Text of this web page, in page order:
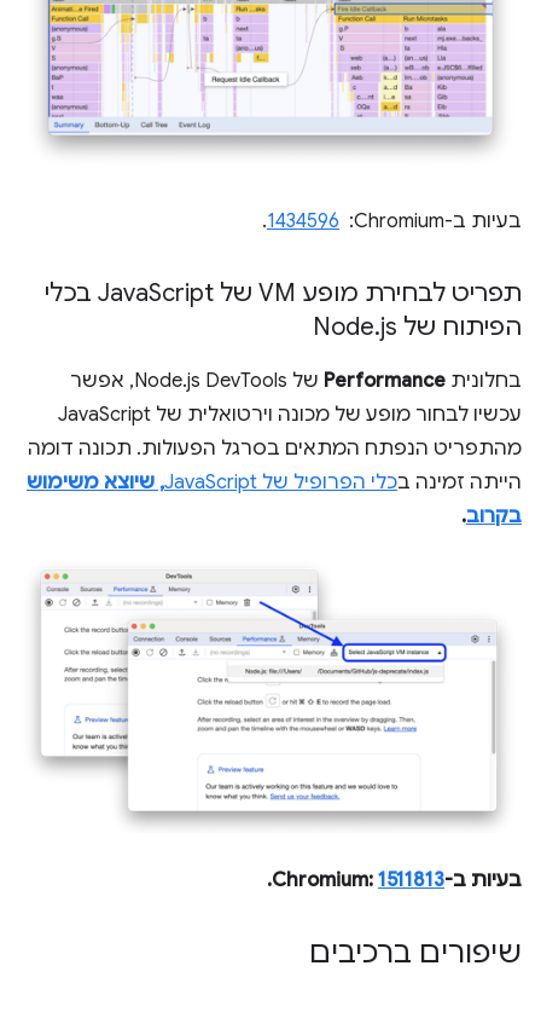
בעיות ב-Chromium: ‏ 1434596
.
תפריט לבחירת מופע VM של Java
Script בכלי
הפיתוח של Node
.js
בחלונית Performance
של Node.js DevTools, אפשר
עכשיו לבחור מופע של מכונה וירטואלית של JavaScript
מהתפריט הנפתח המתאים בסרגל הפעולות. תכונה דומה
הייתה זמינה בכלי הפרופיל של JavaScript
, שיוצא משימוש
בקרוב.
בעיות ב-Chromium:1511813
.
שיפורים ברכיבים